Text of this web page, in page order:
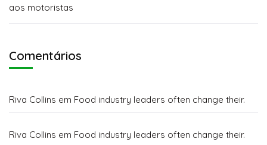
aos motoristas
Comentários
Riva Collins em Food industry leaders often change their.
Riva Collins em Food industry leaders often change their.